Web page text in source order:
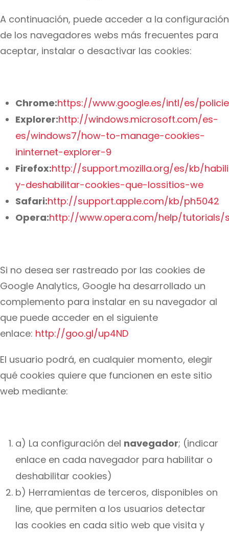
A continuación, puede acceder a la configuración
de los navegadores webs más frecuentes para
aceptar, instalar o desactivar las cookies:
Chrome:https://www.google.es/intl/es/
Explorer:http://windows.microsoft.com/es-
es/windows7/how-to-manage-cookies-
ininternet-explorer-9
Firefox:http://support.mozilla.org/es/kb/
y-deshabilitar-cookies-que-lossitios-we
Safari:http://support.apple.com/kb/ph5042
Opera:http://www.opera.com/help/
Si no desea ser rastreado por las cookies de
Google Analytics, Google ha desarrollado un
complemento para instalar en su navegador al
que puede acceder en el siguiente
enlace: http://goo.gl/up4ND
El usuario podrá, en cualquier momento, elegir
qué cookies quiere que funcionen en este sitio
web mediante:
a) La configuración del navegador; (indicar
enlace en cada navegador para habilitar o
deshabilitar cookies)
b) Herramientas de terceros, disponibles on
line, que permiten a los usuarios detectar
las cookies en cada sitio web que visita y